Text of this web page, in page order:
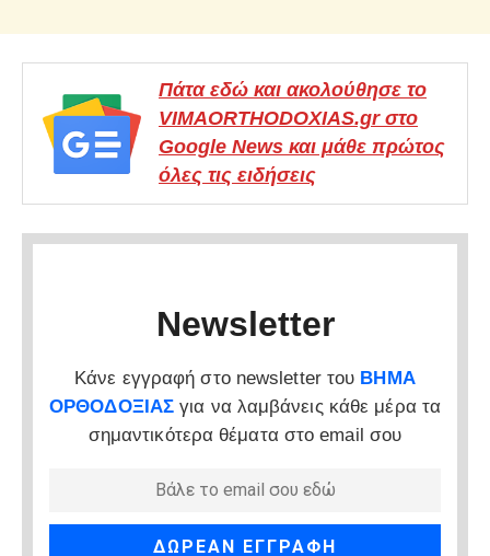
Πάτα εδώ και ακολούθησε το
VIMAORTHODOXIAS.gr στο
Google News και μάθε πρώτος
όλες τις ειδήσεις
Newsletter
Κάνε εγγραφή στο newsletter του ΒΗΜΑ
ΟΡΘΟΔΟΞΙΑΣ για να λαμβάνεις κάθε μέρα τα
σημαντικότερα θέματα στο email σου